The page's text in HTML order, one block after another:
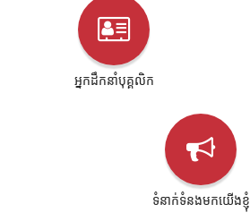
អ្នកដឹកនាំបុគ្គលិក
ទំនាក់ទំនងមកយើងខ្ញុំ